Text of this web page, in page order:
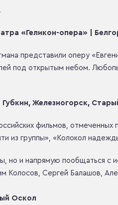
«Геликон-опера» |
представили оперу
под открытым небом.
Железногорск,
фильмов,
из группы», «Колокол
но и напрямую пообщаться с
Колосов, Сергей Балашов,
Оскол